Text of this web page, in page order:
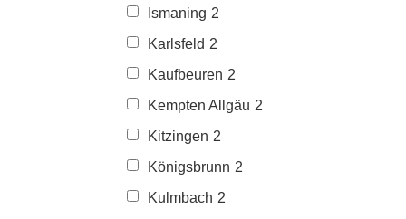
Ismaning 2
Karlsfeld 2
Kaufbeuren 2
Kempten Allgäu 2
Kitzingen 2
Königsbrunn 2
Kulmbach 2